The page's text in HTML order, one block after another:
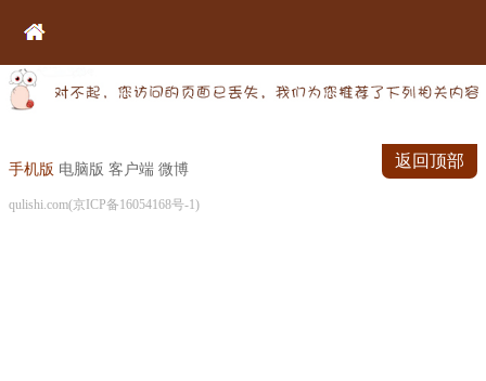
手机版 电脑版 客户端 微博
qulishi.com(京ICP备16054168号-1)
返回顶部